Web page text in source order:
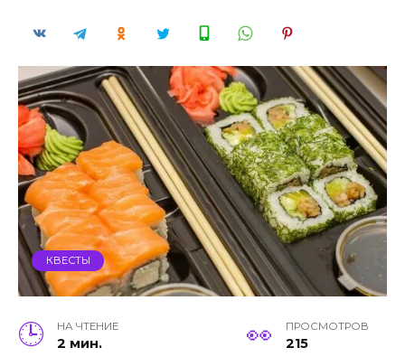
КВЕСТЫ
НА ЧТЕНИЕ
2 мин.
ПРОСМОТРОВ
215